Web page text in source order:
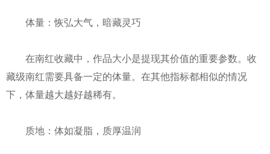
体量：恢弘大气，暗藏灵巧
在南红收藏中，作品大小是提现其价值的重要参数。收
藏级南红需要具备一定的体量。在其他指标都相似的情况
下，体量越大越好越稀有。
质地：体如凝脂，质厚温润